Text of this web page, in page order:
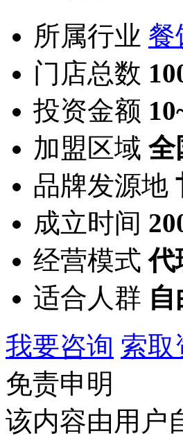
所属行业 餐
门店总数
投资金额
加盟区域 全
品牌发源地
成立时间
经营模式 代
适合人群
我要咨询 索取
免责申明
该内容由用户